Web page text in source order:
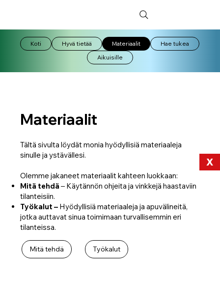
Materiaalit
Tältä sivulta löydät monia hyödyllisiä materiaaleja
sinulle ja ystävällesi.
Olemme jakaneet materiaalit kahteen luokkaan:
Mitä tehdä – Käytännön ohjeita ja vinkkejä haastaviin
tilanteisiin.
Työkalut – Hyödyllisiä materiaaleja ja apuvälineitä,
jotka auttavat sinua toimimaan turvallisemmin eri
tilanteissa.
Mitä tehdä Työkalut
Koti Hyvä tietää Materiaalit
Hae tukea
Aikuisille
X